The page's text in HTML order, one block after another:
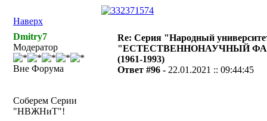
Наверх
Dmitry7
Модератор
Вне Форума
Соберем Серии
"НВЖНиТ"!
Re: Серия "Народный
"ЕСТЕСТВЕННОНАУЧНЫЙ
(1961-1993)
Ответ #96 - 22.01.2021 :: 09:44:45